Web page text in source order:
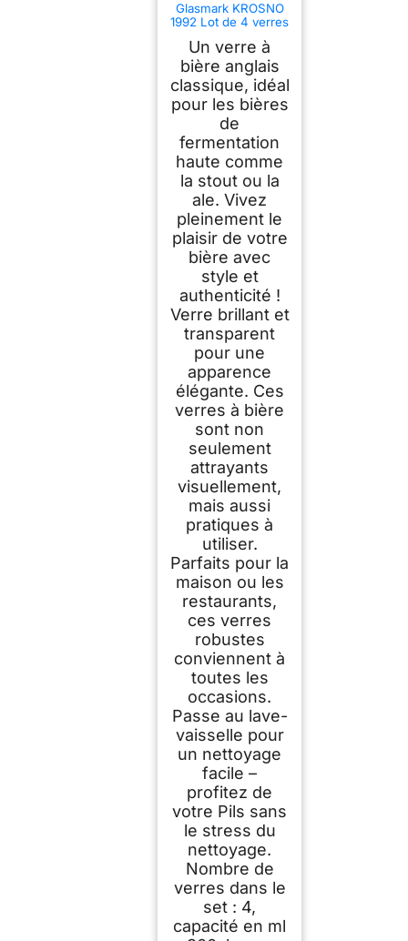
Glasmark KROSNO
1992 Lot de 4 verres
à bière 300 ml
Verres à bière Pils
Stout Ale Verres
pour bière Chope à
bière Chope à bière
Passe au lave-
vaisselle
Un verre à
bière anglais
classique, idéal
pour les bières
de
fermentation
haute comme
la stout ou la
ale. Vivez
pleinement le
plaisir de votre
bière avec
style et
authenticité !
Verre brillant et
transparent
pour une
apparence
élégante. Ces
verres à bière
sont non
seulement
attrayants
visuellement,
mais aussi
pratiques à
utiliser.
Parfaits pour la
maison ou les
restaurants,
ces verres
robustes
conviennent à
toutes les
occasions.
Passe au lave-
vaisselle pour
un nettoyage
facile –
profitez de
votre Pils sans
le stress du
nettoyage.
Nombre de
verres dans le
set : 4,
capacité en ml